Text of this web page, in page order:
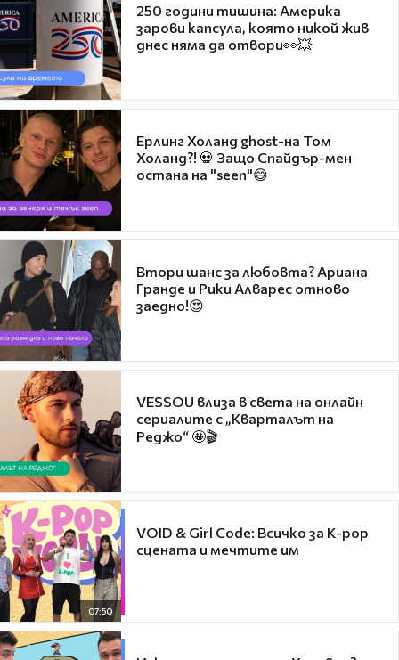
250 години тишина: Америка
зарови капсула, която никой жив
днес няма да отвори👀💥
Ерлинг Холанд ghost-на Том
Холанд?! 💀 Защо Спайдър-мен
остана на "seen"😅
Втори шанс за любовта? Ариана
Гранде и Рики Алварес отново
заедно!😍
VESSOU влиза в света на онлайн
сериалите с „Кварталът на
Реджо“ 🤩🎬
07:50
VOID & Girl Code: Всичко за K-pop
сцената и мечтите им